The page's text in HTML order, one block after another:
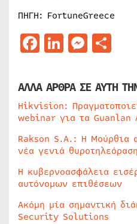
ΠΗΓΗ: FortuneGreece
Facebook
LinkedIn
ΑΛΛΑ ΑΡΘΡΑ ΣΕ ΑΥΤΗ
Hikvision:
webinar για τα Guanlan
Rakson S.A.: Η Μούρθια
νέα γενιά
Η κυβερνοασφάλεια
αυτόνομων επιθέσεων
Ακόμη μία σημαντική
Security Solutions